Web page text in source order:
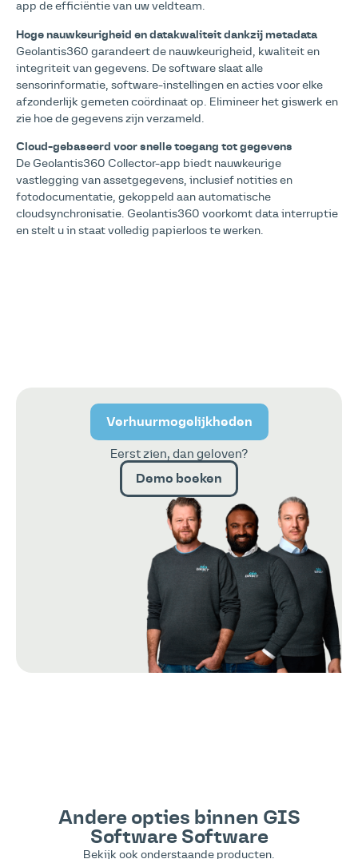
app de efficiëntie van uw veldteam.
Hoge nauwkeurigheid en datakwaliteit dankzij metadata
Geolantis360 garandeert de nauwkeurigheid, kwaliteit en
integriteit van gegevens. De software slaat alle
sensorinformatie, software-instellingen en acties voor elke
afzonderlijk gemeten coördinaat op. Elimineer het giswerk en
zie hoe de gegevens zijn verzameld.
Cloud-gebaseerd voor snelle toegang tot gegevens
De Geolantis360 Collector-app biedt nauwkeurige
vastlegging van assetgegevens, inclusief notities en
fotodocumentatie, gekoppeld aan automatische
cloudsynchronisatie. Geolantis360 voorkomt data interruptie
en stelt u in staat volledig papierloos te werken.
Verhuurmogelijkheden
Eerst zien, dan geloven?
Demo boeken
Andere opties binnen GIS
Software Software
Bekijk ook onderstaande producten.